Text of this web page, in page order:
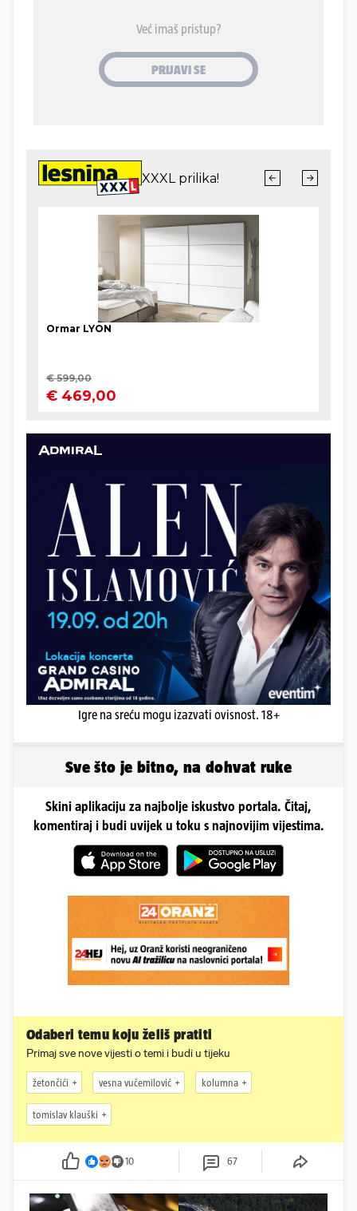
Igre na sreću mogu izazvati ovisnost. 18+
Sve što je bitno, na dohvat ruke
Skini aplikaciju za najbolje iskustvo portala. Čitaj,
komentiraj i budi uvijek u toku s najnovijim vijestima.
Odaberi temu koju želiš pratiti
Primaj sve nove vijesti o temi i budi u tijeku
žetončići vesna vučemilović kolumna
tomislav klauški
10 67